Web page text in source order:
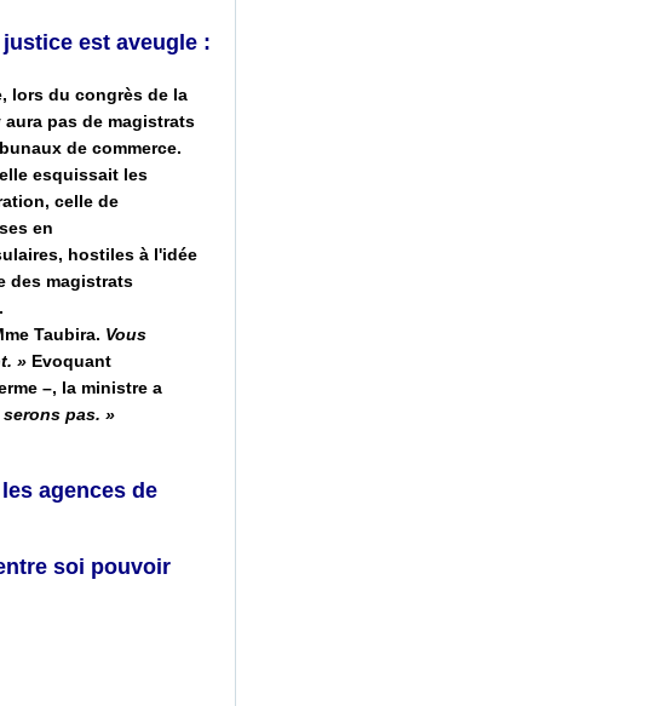
est aveugle :
lors du congrès de la
aura pas de magistrats
de commerce.
esquissait les
celle de
en
hostiles à l'idée
des magistrats
Taubira. Vous
» Evoquant
–, la ministre a
pas. »
agences de
soi pouvoir